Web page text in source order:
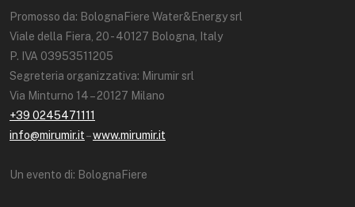
Promosso da: BolognaFiere Water&Energy srl
Viale della Fiera, 20 - 40127 Bologna, Italy
P. IVA 03953511205
Segreteria organizzativa: Mirumir srl
Via Minturno 14 – 20127 Milano
+39 0245471111
info@mirumir.it–www.mirumir.it
Un evento di: BolognaFiere